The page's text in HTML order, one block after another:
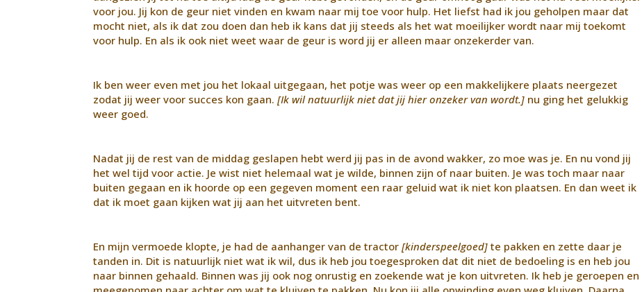
voor jou. Jij kon de geur niet vinden en kwam naar mij toe voor hulp. Het liefst had ik jou geholpen maar dat
mocht niet, als ik dat zou doen dan heb ik kans dat jij steeds als het wat moeilijker wordt naar mij toekomt
voor hulp. En als ik ook niet weet waar de geur is word jij er alleen maar onzekerder van.
Ik ben weer even met jou het lokaal uitgegaan, het potje was weer op een makkelijkere plaats neergezet
zodat jij weer voor succes kon gaan.[Ik wil natuurlijk niet dat jij hier onzeker van wordt.] nu ging het gelukkig
weer goed.
Nadat jij de rest van de middag geslapen hebt werd jij pas in de avond wakker, zo moe was je. En nu vond jij
het wel tijd voor actie. Je wist niet helemaal wat je wilde, binnen zijn of naar buiten. Je was toch maar naar
buiten gegaan en ik hoorde op een gegeven moment een raar geluid wat ik niet kon plaatsen. En dan weet ik
dat ik moet gaan kijken wat jij aan het uitvreten bent.
En mijn vermoede klopte, je had de aanhanger van de tractor[kinderspeelgoed] te pakken en zette daar je
tanden in. Dit is natuurlijk niet wat ik wil, dus ik heb jou toegesproken dat dit niet de bedoeling is en heb jou
naar binnen gehaald. Binnen was jij ook nog onrustig en zoekende wat je kon uitvreten. Ik heb je geroepen en